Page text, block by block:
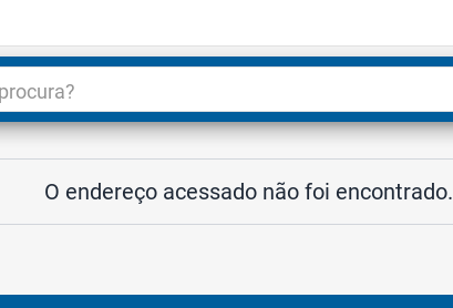
O endereço acessado não foi encontrado.